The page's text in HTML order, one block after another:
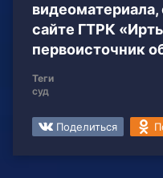
сайте ГТРК
первоисточник
Теги
суд
Поделиться